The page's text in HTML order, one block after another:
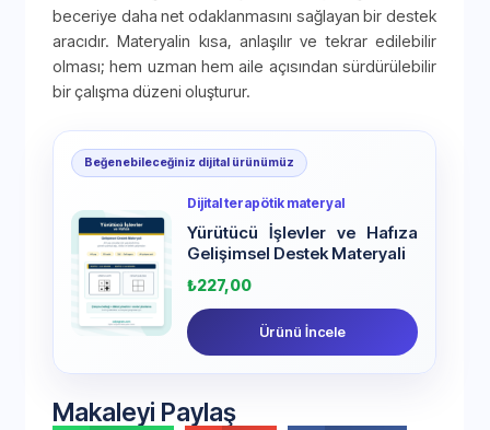
beceriye daha net odaklanmasını sağlayan bir destek
aracıdır. Materyalin kısa, anlaşılır ve tekrar edilebilir
olması; hem uzman hem aile açısından sürdürülebilir
bir çalışma düzeni oluşturur.
Beğenebileceğiniz dijital ürünümüz
Dijital terapötik materyal
Yürütücü İşlevler ve Hafıza
Gelişimsel Destek Materyali
₺227,00
Ürünü İncele
Makaleyi Paylaş